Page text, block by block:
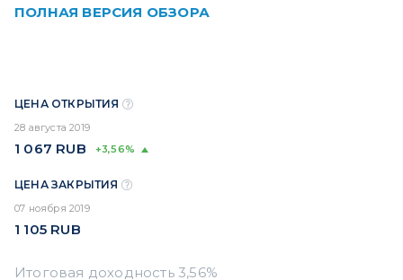
ПОЛНАЯ ВЕРСИЯ ОБЗОРА
ЦЕНА ОТКРЫТИЯ
28 августа 2019
1 067 RUB +3,56%
ЦЕНА ЗАКРЫТИЯ
07 ноября 2019
1 105 RUB